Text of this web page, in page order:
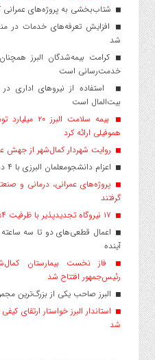
شتاب‌بخشی به پروژه‌های عمرانی
افزایش تعرفه‌های خدمات در
شد
کرامت بیمه‌شدگان البرز
خدمت‌رسانی است
استفاده از نیروهای اداری
بیت‌المال است
بیمه سلامت
هموفیلی ارائه کرد
روایت شهردار کمال‌شهر از جهش
اعزام دانشجو‌معلمان البرزی با ۴ دستگاه اتوبوس به عتبات عالیات
پروژه‌های عمرانی، درمانی و
گرفتند
اعمال قطعی‌های دو تا سه
آینده
فاز نخست بیمارستان
رئیس‌جمهور افتتاح شد
البرز صاحب یکی از بزرگ‌ترین
استاندار البرز خواستار ارتقای
شد